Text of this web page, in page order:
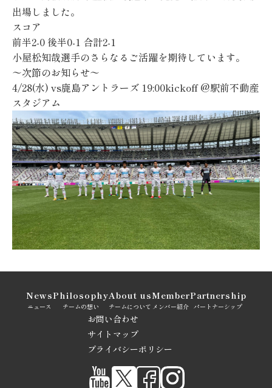
出場しました。
スコア
前半2-0 後半0-1 合計2-1
小屋松知哉選手のさらなるご活躍を期待しています。
〜次節のお知らせ〜
4/28(水) vs鹿島アントラーズ 19:00kickoff @駅前不動産
スタジアム
ニュース
News
チームの想い
Philosophy
チームについて
About us
メンバー紹介
Member
パートナーシップ
Partnership
お問い合わせ
サイトマップ
プライバシーポリシー